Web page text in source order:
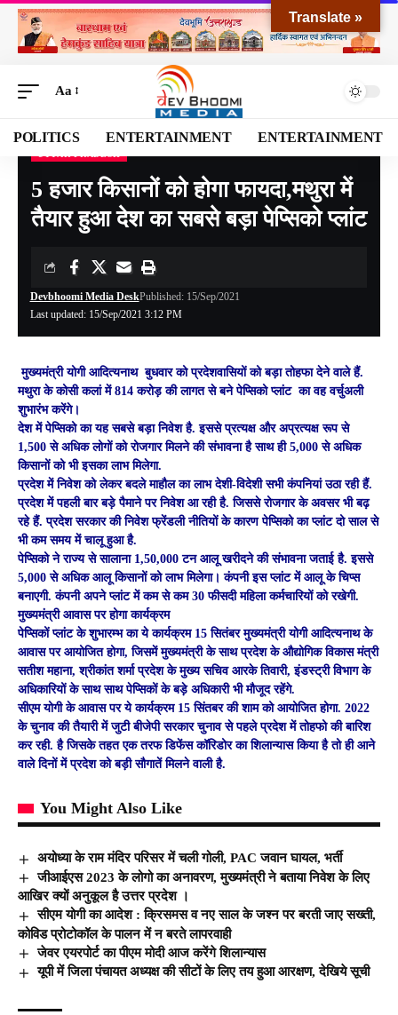
Aa
POLITICS ENTERTAINMENT ENTERTAINMENT
Devbhoomi Media>Blog>NATIONAL>Uttar Pradesh>5 हजार किसानों को होगा फायदा,मथुरा में तैयार हुआ देश का सबसे बड़ा पेप्सिको प्लांट
5 हजार किसानों को होगा फायदा,मथुरा में
तैयार हुआ देश का सबसे बड़ा पेप्सिको प्लांट
Last updated: 15/Sep/2021 3:12 PM
Devbhoomi Media DeskPublished: 15/Sep/2021
मुख्यमंत्री योगी आदित्यनाथ बुधवार को प्रदेशवासियों को बड़ा तोहफा देने वाले हैं.
मथुरा के कोसी कलां में 814 करोड़ की लागत से बने पेप्सिको प्लांट का वह वर्चुअली
शुभारंभ करेंगे।
देश में पेप्सिको का यह सबसे बड़ा निवेश है. इससे प्रत्यक्ष और अप्रत्यक्ष रूप से
1,500 से अधिक लोगों को रोजगार मिलने की संभावना है साथ ही 5,000 से अधिक
किसानों को भी इसका लाभ मिलेगा.
प्रदेश में निवेश को लेकर बदले माहौल का लाभ देशी-विदेशी सभी कंपनियां उठा रही हैं.
प्रदेश में पहली बार बड़े पैमाने पर निवेश आ रही है. जिससे रोजगार के अवसर भी बढ़
रहे हैं. प्रदेश सरकार की निवेश फ्रेंडली नीतियों के कारण पेप्सिको का प्लांट दो साल से
भी कम समय में चालू हुआ है.
पेप्सिको ने राज्य से सालाना 1,50,000 टन आलू खरीदने की संभावना जताई है. इससे
5,000 से अधिक आलू किसानों को लाभ मिलेगा। कंपनी इस प्लांट में आलू के चिप्स
बनाएगी. कंपनी अपने प्लांट में कम से कम 30 फीसदी महिला कर्मचारियों को रखेगी.
मुख्यमंत्री आवास पर होगा कार्यक्रम
पेप्सिकों प्लांट के शुभारम्भ का ये कार्यक्रम 15 सितंबर मुख्यमंत्री योगी आदित्यनाथ के
आवास पर आयोजित होगा, जिसमें मुख्यमंत्री के साथ प्रदेश के औद्योगिक विकास मंत्री
सतीश महाना, श्रीकांत शर्मा प्रदेश के मुख्य सचिव आरके तिवारी, इंडस्ट्री विभाग के
अधिकारियों के साथ साथ पेप्सिकों के बड़े अधिकारी भी मौजूद रहेंगे.
सीएम योगी के आवास पर ये कार्यक्रम 15 सिंतबर की शाम को आयोजित होगा. 2022
के चुनाव की तैयारी में जुटी बीजेपी सरकार चुनाव से पहले प्रदेश में तोहफो की बारिश
कर रही. है जिसके तहत एक तरफ डिफेंस कॉरिडोर का शिलान्यास किया है तो ही आने
वाले दिनों में प्रदेश को बड़ी सौगातें मिलने वाली है.
You Might Also Like
अयोध्या के राम मंदिर परिसर में चली गोली, PAC जवान घायल, भर्ती
जीआईएस 2023 के लोगो का अनावरण, मुख्यमंत्री ने बताया निवेश के लिए
आखिर क्यों अनुकूल है उत्तर प्रदेश ।
सीएम योगी का आदेश : क्रिसमस व नए साल के जश्न पर बरती जाए सख्ती,
कोविड प्रोटोकॉल के पालन में न बरते लापरवाही
जेवर एयरपोर्ट का पीएम मोदी आज करेंगे शिलान्यास
यूपी में जिला पंचायत अध्यक्ष की सीटों के लिए तय हुआ आरक्षण, देखिये सूची
Translate »